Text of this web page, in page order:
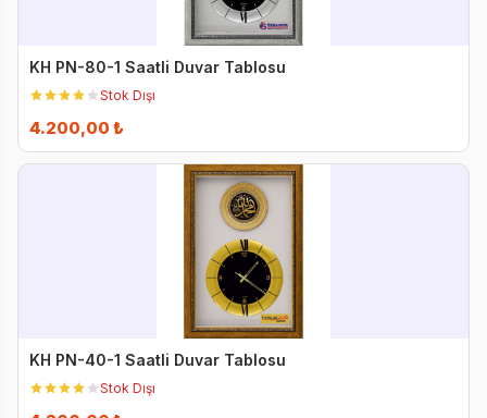
KH PN-80-1 Saatli Duvar Tablosu
Stok Dışı
4.200,00 ₺
KH PN-40-1 Saatli Duvar Tablosu
Stok Dışı